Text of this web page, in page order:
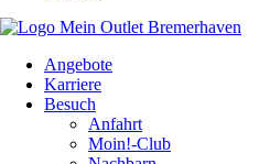
Angebote
Karriere
Besuch
Anfahrt
Moin!-Club